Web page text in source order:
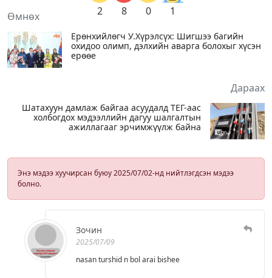
2 8 0 1
Өмнөх
Ерөнхийлөгч У.Хүрэлсүх: Шигшээ багийн
охидоо олимп, дэлхийн аварга болохыг хүсэн
ерөөе
Дараах
Шатахуун дамлаж байгаа асуудалд ТЕГ-аас
холбогдох мэдээллийн дагуу шалгалтын
ажиллагааг эрчимжүүлж байна
Энэ мэдээ хуучирсан буюу 2025/07/02-нд нийтлэгдсэн мэдээ
болно.
Зочин
2025/07/09
nasan turshid n bol arai bishee